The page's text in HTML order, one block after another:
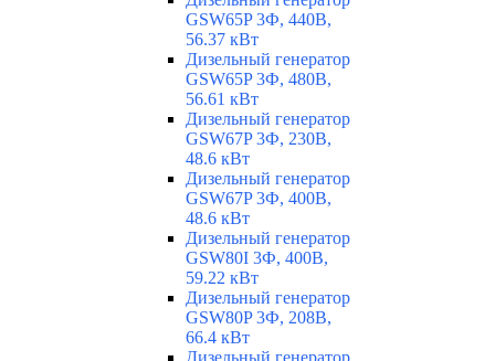
GSW65P 3Ф, 440В,
56.37 кВт
Дизельный генератор
GSW65P 3Ф, 480В,
56.61 кВт
Дизельный генератор
GSW67P 3Ф, 230В,
48.6 кВт
Дизельный генератор
GSW67P 3Ф, 400В,
48.6 кВт
Дизельный генератор
GSW80I 3Ф, 400В,
59.22 кВт
Дизельный генератор
GSW80P 3Ф, 208В,
66.4 кВт